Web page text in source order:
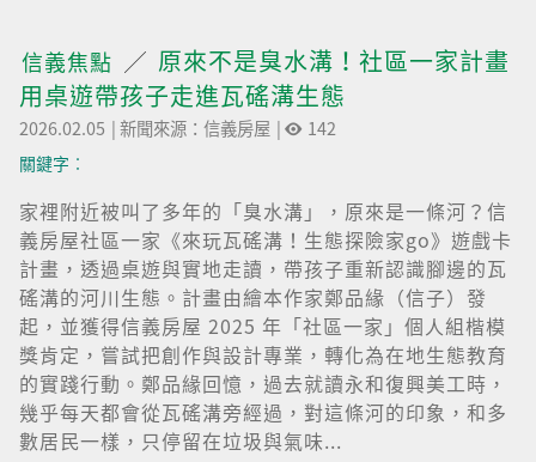
信義焦點
原來不是臭水溝！社區一家計畫
用桌遊帶孩子走進瓦磘溝生態
2026.02.05 |新聞來源：信義房屋 | 142
關鍵字︰
家裡附近被叫了多年的「臭水溝」，原來是一條河？信
義房屋社區一家《來玩瓦磘溝！生態探險家go》遊戲卡
計畫，透過桌遊與實地走讀，帶孩子重新認識腳邊的瓦
磘溝的河川生態。計畫由繪本作家鄭品緣（信子）發
起，並獲得信義房屋 2025 年「社區一家」個人組楷模
獎肯定，嘗試把創作與設計專業，轉化為在地生態教育
的實踐行動。鄭品緣回憶，過去就讀永和復興美工時，
幾乎每天都會從瓦磘溝旁經過，對這條河的印象，和多
數居民一樣，只停留在垃圾與氣味...